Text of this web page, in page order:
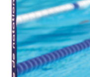
Mon Compte
Panier